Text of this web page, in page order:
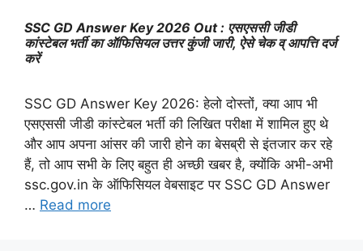
SSC GD Answer Key 2026 Out : एसएससी जीडी
कांस्टेबल भर्ती का ऑफिसियल उत्तर कुंजी जारी, ऐसे चेक व् आपत्ति दर्ज
करें
SSC GD Answer Key 2026: हेलो दोस्तों, क्या आप भी
एसएससी जीडी कांस्टेबल भर्ती की लिखित परीक्षा में शामिल हुए थे
और आप अपना आंसर की जारी होने का बेसब्री से इंतजार कर रहे
हैं, तो आप सभी के लिए बहुत ही अच्छी खबर है, क्योंकि अभी-अभी
ssc.gov.in के ऑफिसियल वेबसाइट पर SSC GD Answer
… Read more